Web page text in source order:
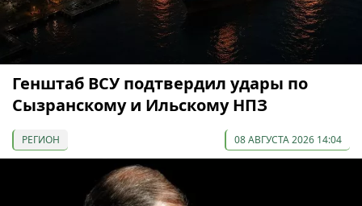
Генштаб ВСУ подтвердил удары по
Сызранскому и Ильскому НПЗ
РЕГИОН 08 АВГУСТА 2026 14:04